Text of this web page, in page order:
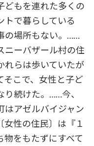
どもを連れた多くの
トで暮らしている
の場所もない。……
ニーバザール村の住
れらは歩いていたが
そこで、女性と子ど
り続けた。……今、
はアゼルバイジャン
女性の住民〕は『１
物をもたずにすべて